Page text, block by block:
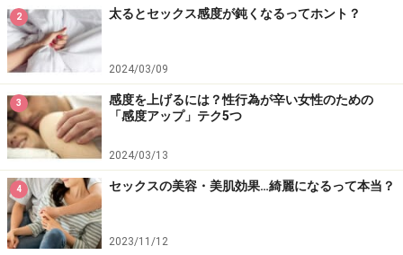
2 太るとセックス感度が鈍くなるってホント？
2024/03/09
3
感度を上げるには？性行為が辛い女性のための
「感度アップ」テク5つ
2024/03/13
4 セックスの美容・美肌効果…綺麗になるって本当？
2023/11/12